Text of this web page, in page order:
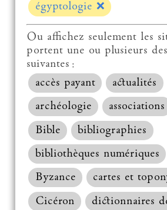
égyptologie ❌
Ou affichez seulement les
portent une ou plusieurs
suivantes :
accès payant
actualités
archéologie
associations
Bible
bibliographies
bibliothèques numériques
Byzance
cartes et
Cicéron
dictionnaires